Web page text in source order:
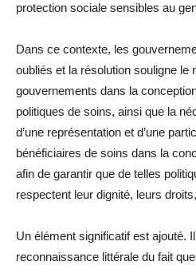
protection sociale sensibles au
Dans ce contexte, les
oubliés et la résolution souligne le
gouvernements dans la
politiques de soins, ainsi que la
d’une représentation et d’une
bénéficiaires de soins dans la
afin de garantir que de telles
respectent leur dignité, leurs
Un élément significatif est ajouté. Il
reconnaissance littérale du fait